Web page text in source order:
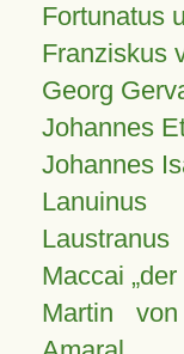
Fortunatus
Franziskus
Georg
Johannes
Johannes
Lanuinus
Laustranus
Maccai „der
Martin